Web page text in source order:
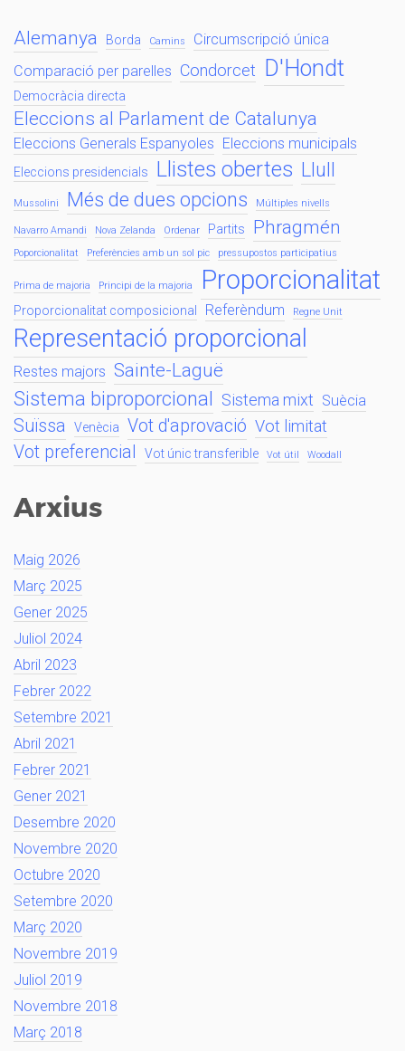
Alemanya Borda Camins
Circumscripció única
Comparació per parelles Condorcet D'Hondt
Democràcia directa
Eleccions al Parlament de Catalunya
Eleccions Generals Espanyoles Eleccions municipals
Eleccions presidencials Llistes obertes Llull
Mussolini Més de dues opcions Múltiples nivells
Navarro Amandi Nova Zelanda Ordenar Partits Phragmén
Poporcionalitat Preferències amb un sol pic pressupostos participatius
Prima de majoria Principi de la majoria Proporcionalitat
Proporcionalitat composicional Referèndum Regne Unit
Representació proporcional
Restes majors Sainte-Laguë
Sistema biproporcional Sistema mixt Suècia
Suïssa Venècia Vot d'aprovació Vot limitat
Vot preferencial Vot únic transferible Vot útil Woodall
Arxius
Maig 2026
Març 2025
Gener 2025
Juliol 2024
Abril 2023
Febrer 2022
Setembre 2021
Abril 2021
Febrer 2021
Gener 2021
Desembre 2020
Novembre 2020
Octubre 2020
Setembre 2020
Març 2020
Novembre 2019
Juliol 2019
Novembre 2018
Març 2018